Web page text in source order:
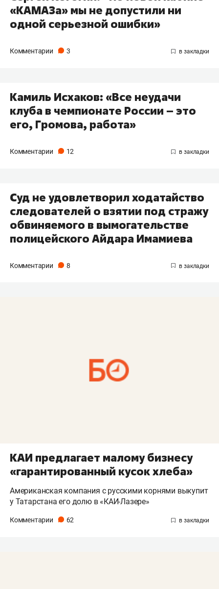
«КАМАЗа» мы не допустили ни
одной серьезной ошибки»
Комментарии 3
Камиль Исхаков: «Все неудачи
клуба в чемпионате России – это
его, Громова, работа»
Комментарии 12
Суд не удовлетворил ходатайство
следователей о взятии под стражу
обвиняемого в вымогательстве
полицейского Айдара Имамиева
Комментарии 8
КАИ предлагает малому бизнесу
«гарантированный кусок хлеба»
Американская компания с русскими корнями выкупит
у Татарстана его долю в «КАИ-Лазере»
Комментарии 62